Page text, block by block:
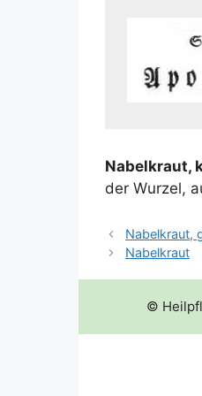
Nabel­kraut,
der Wur­zel,
Nabelkraut,
Nabelkraut
©